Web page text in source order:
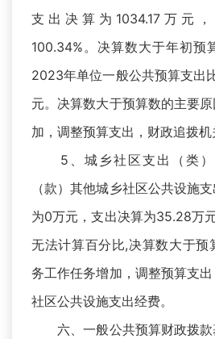
支出决算为1034.17万元
100.34%。决算数大于年初预
2023年单位一般公共预算支出
元。决算数大于预算数的主要
加，调整预算支出，财政追拨
5、城乡社区支出（类）
（款）其他城乡社区公共设施
为0万元，支出决算为35.28万
无法计算百分比,决算数大于预
务工作任务增加，调整预算支
社区公共设施支出经费。
六、一般公共预算财政拨款